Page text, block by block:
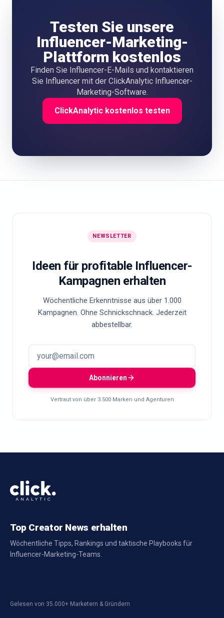
Testen Sie unsere
Influencer-Marketing-
Plattform kostenlos
Finden Sie Influencer-E-Mails und kontaktieren
Sie Influencer mit der ClickAnalytic Influencer-
Marketing-Software.
ClickAnalytic kostenlos testen
NEWSLETTER
Ideen für profitable Influencer-
Kampagnen erhalten
Wöchentliche Erkenntnisse aus über 1.000
Kampagnen. Ohne Schnickschnack. Jederzeit
abbestellbar.
Abonnieren
Vertraut von über 3.500 Marken und Agenturen
Top Creator News erhalten
Wöchentliche Tipps, Rankings und taktische Playbooks für
Influencer-Marketing-Teams.
Gelesen von 35.000+ Marketern & Gründern